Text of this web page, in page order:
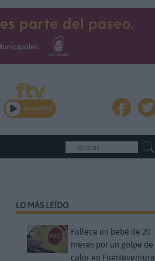
LO MÁS LEÍDO
Fallece un bebé de 20
meses por un golpe de
calor en Fuerteventura